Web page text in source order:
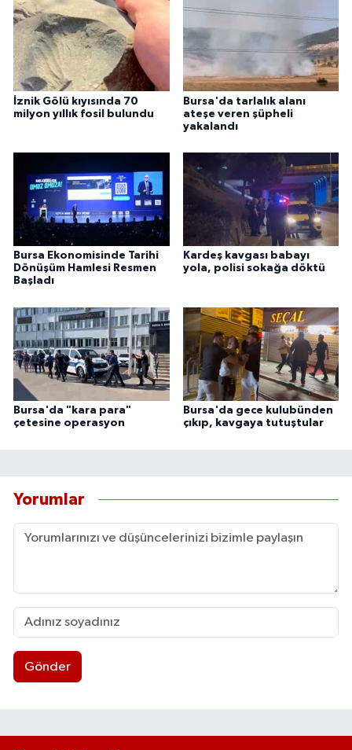
İznik Gölü kıyısında 70
milyon yıllık fosil bulundu
Bursa'da tarlalık alanı
ateşe veren şüpheli
yakalandı
Bursa Ekonomisinde Tarihi
Dönüşüm Hamlesi Resmen
Başladı
Kardeş kavgası babayı
yola, polisi sokağa döktü
Bursa'da "kara para"
çetesine operasyon
Bursa'da gece kulubünden
çıkıp, kavgaya tutuştular
Yorumlar
Gönder